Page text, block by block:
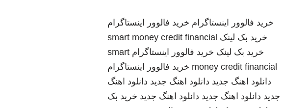
خرید فالوور اینستاگرام خرید فالوور اینستاگرام
خرید بک لینک smart money credit financial
خرید بک لینک خرید فالوور اینستاگرام smart
money credit financial خرید فالوور اینستاگرام
دانلود اهنگ جدید دانلود اهنگ جدید دانلود اهنگ
جدید دانلود اهنگ جدید دانلود اهنگ جدید خرید بک